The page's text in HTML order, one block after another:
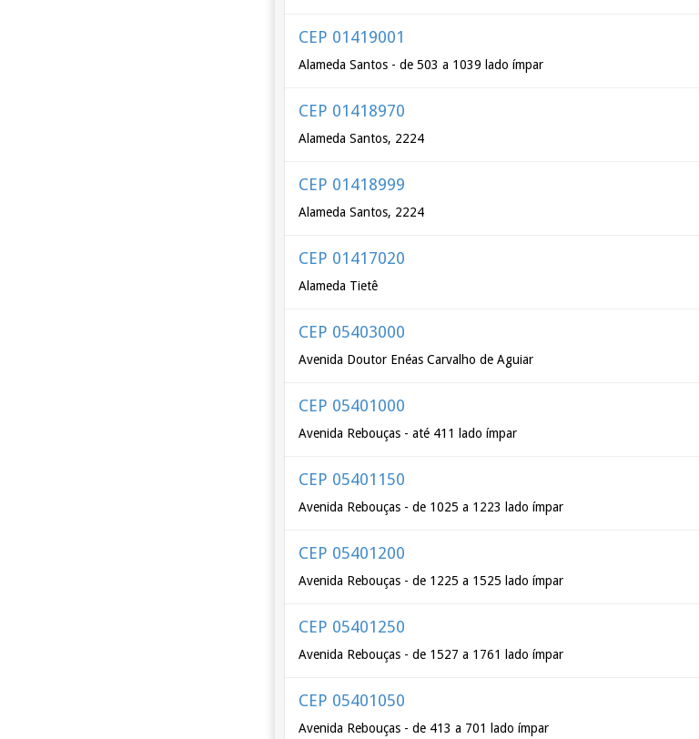
CEP 01419001
Alameda Santos - de 503 a 1039 lado ímpar
CEP 01418970
Alameda Santos, 2224
CEP 01418999
Alameda Santos, 2224
CEP 01417020
Alameda Tietê
CEP 05403000
Avenida Doutor Enéas Carvalho de Aguiar
CEP 05401000
Avenida Rebouças - até 411 lado ímpar
CEP 05401150
Avenida Rebouças - de 1025 a 1223 lado ímpar
CEP 05401200
Avenida Rebouças - de 1225 a 1525 lado ímpar
CEP 05401250
Avenida Rebouças - de 1527 a 1761 lado ímpar
CEP 05401050
Avenida Rebouças - de 413 a 701 lado ímpar